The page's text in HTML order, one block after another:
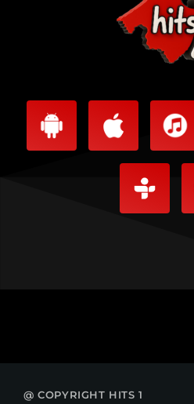
@ COPYRIGHT HITS 1